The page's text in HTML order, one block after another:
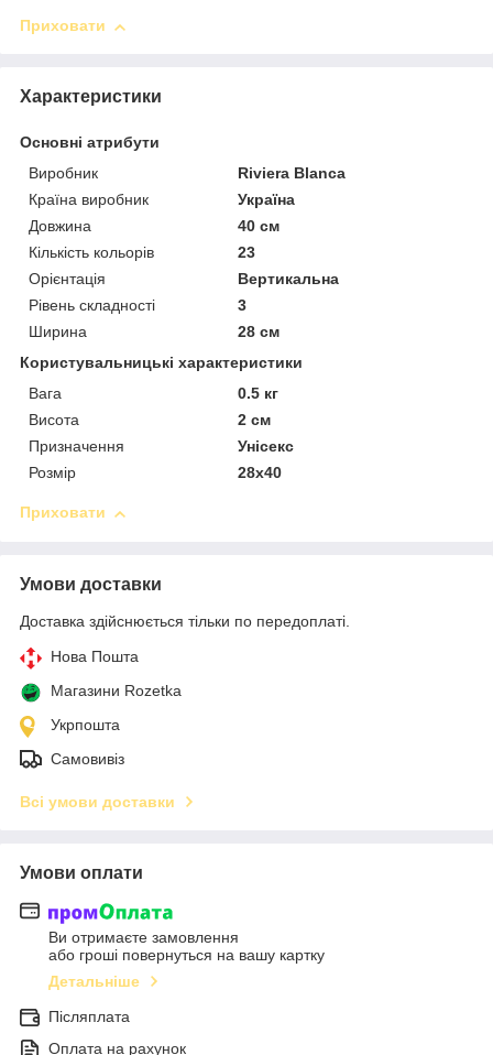
Приховати
Характеристики
Основні атрибути
Виробник
Riviera Blanca
Країна виробник
Україна
Довжина
40 см
Кількість кольорів
23
Орієнтація
Вертикальна
Рівень складності
3
Ширина
28 см
Користувальницькі характеристики
Вага
0.5 кг
Висота
2 см
Призначення
Унісекс
Розмір
28х40
Приховати
Умови доставки
Доставка здійснюється тільки по передоплаті.
Нова Пошта
Магазини Rozetka
Укрпошта
Самовивіз
Всі умови доставки
Умови оплати
Ви отримаєте замовлення
або гроші повернуться на вашу картку
Детальніше
Післяплата
Оплата на рахунок